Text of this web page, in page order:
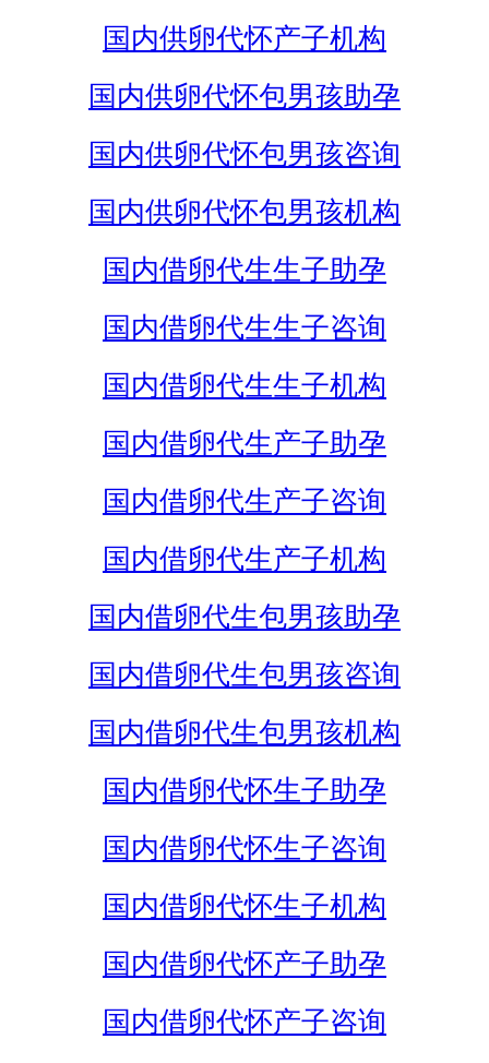
国内供卵代怀产子机构
国内供卵代怀包男孩助孕
国内供卵代怀包男孩咨询
国内供卵代怀包男孩机构
国内借卵代生生子助孕
国内借卵代生生子咨询
国内借卵代生生子机构
国内借卵代生产子助孕
国内借卵代生产子咨询
国内借卵代生产子机构
国内借卵代生包男孩助孕
国内借卵代生包男孩咨询
国内借卵代生包男孩机构
国内借卵代怀生子助孕
国内借卵代怀生子咨询
国内借卵代怀生子机构
国内借卵代怀产子助孕
国内借卵代怀产子咨询